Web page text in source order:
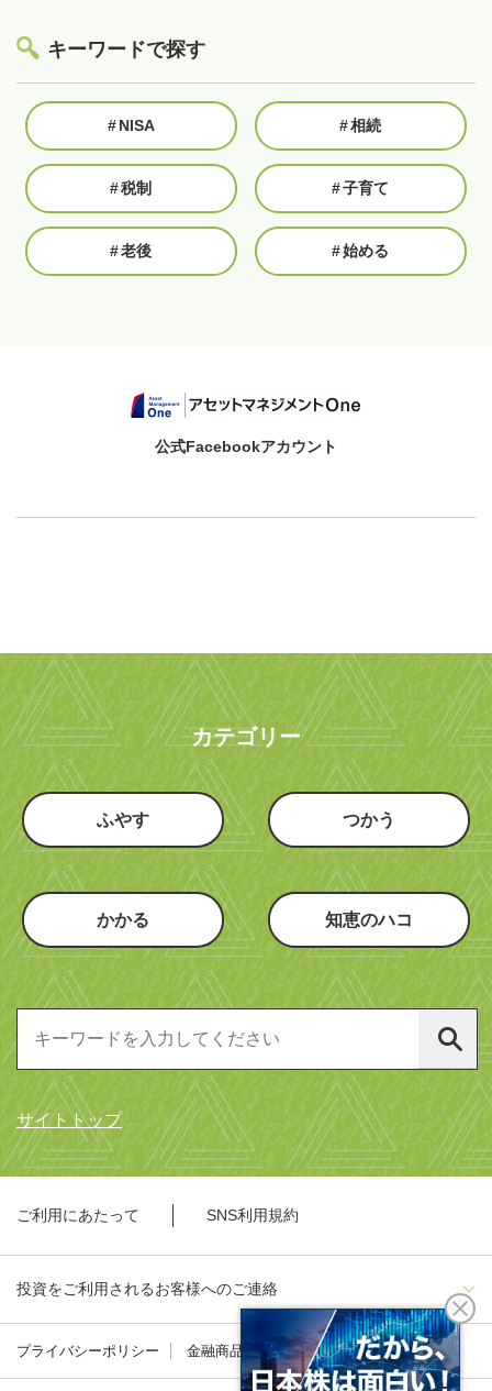
キーワードで探す
#NISA #相続
#税制 #子育て
#老後 #始める
公式Facebookアカウント
カテゴリー
ふやす つかう
かかる 知恵のハコ
サイトトップ
ご利用にあたって SNS利用規約
投資をご利用されるお客様へのご連絡
プライバシーポリシー 金融商品勧誘方針